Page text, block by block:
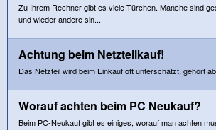
Zu Ihrem Rechner gibt es viele Türchen. Manche sind
und wieder andere sin...
Achtung beim Netzteilkauf!
Das Netzteil wird beim Einkauf oft unterschätzt, gehört
Worauf achten beim PC Neukauf?
Beim PC-Neukauf gibt es einiges, worauf man achten